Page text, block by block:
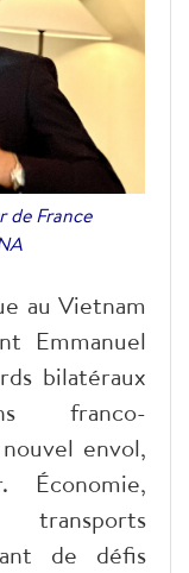
de France
au Vietnam
Emmanuel
bilatéraux
franco-
envol,
Économie,
transports
de défis